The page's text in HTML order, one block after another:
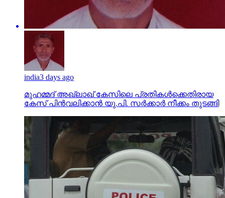
india3 days ago
മുഹമ്മദ് അഖ്‌ലാഖ് കേസിലെ പ്രതികള്‍ക്കെതിരായ
കേസ് പിന്‍വലിക്കാന്‍ യു.പി. സര്‍ക്കാര്‍ നീക്കം തുടങ്ങി